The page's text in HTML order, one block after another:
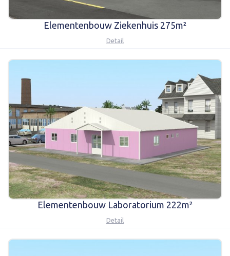
Elementenbouw Ziekenhuis 275m²
Detail
Elementenbouw Laboratorium 222m²
Detail